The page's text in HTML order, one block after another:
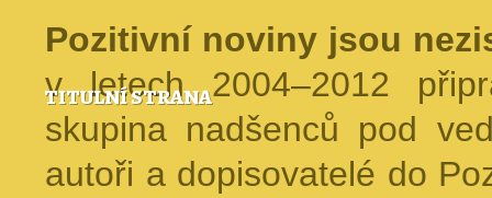
TITULNÍ STRANA
Pozitivní noviny jsou
v letech 2004–2012
skupina nadšenců pod
autoři a dopisovatelé do